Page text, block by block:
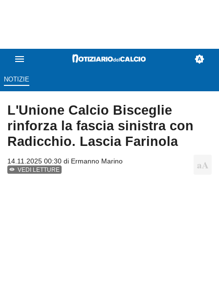
NOTIZIE
L'Unione Calcio Bisceglie
rinforza la fascia sinistra con
Radicchio. Lascia Farinola
14.11.2025 00:30 di Ermanno Marino
VEDI LETTURE